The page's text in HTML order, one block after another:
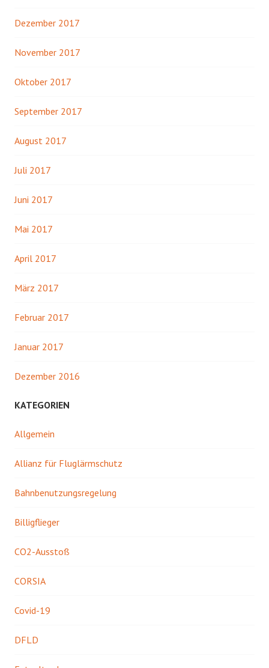
Dezember 2017
November 2017
Oktober 2017
September 2017
August 2017
Juli 2017
Juni 2017
Mai 2017
April 2017
März 2017
Februar 2017
Januar 2017
Dezember 2016
KATEGORIEN
Allgemein
Allianz für Fluglärmschutz
Bahnbenutzungsregelung
Billigflieger
CO2-Ausstoß
CORSIA
Covid-19
DFLD